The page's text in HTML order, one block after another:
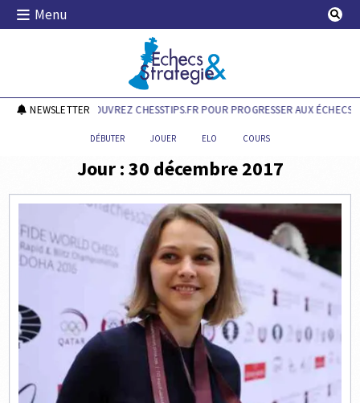
Skip
Menu
Echecs & Stratégie
NEWSLETTERDÉCOUVREZ CHESSTIPS.FR POUR PROGRESSER AUX ÉCHECS !
DÉBUTER JOUER ELO COURS
Jour :30 décembre 2017